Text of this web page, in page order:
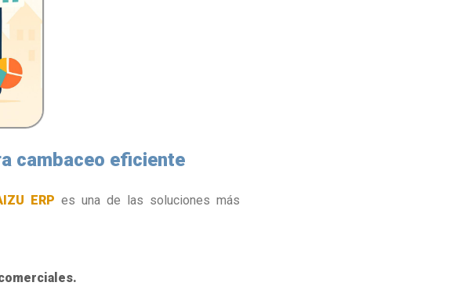
cambaceo eficiente
ERP es una de las soluciones más